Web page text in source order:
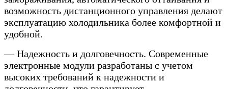
возможность дистанционного управления делают
эксплуатацию холодильника более комфортной и
удобной.
— Надежность и долговечность. Современные
электронные модули разработаны с учетом
высоких требований к надежности и